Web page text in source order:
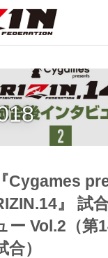
『Cygames
』 試
ー Vol.2（第
合）